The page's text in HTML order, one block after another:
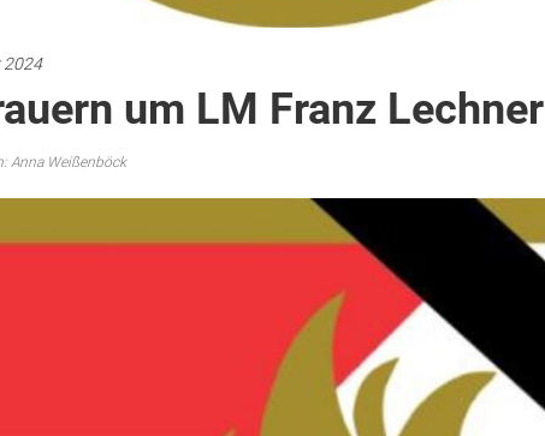
2024
um LM Franz Lechner
Anna Weißenböck